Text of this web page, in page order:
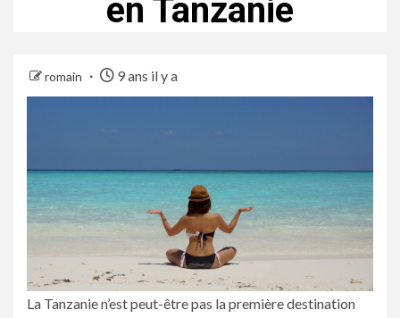
en Tanzanie
romain 9 ans il y a
La Tanzanie n’est peut-être pas la première destination